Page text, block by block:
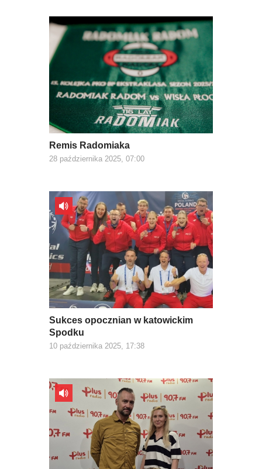
Remis Radomiaka
28 października 2025, 07:00
Sukces opocznian w katowickim
Spodku
10 października 2025, 17:38